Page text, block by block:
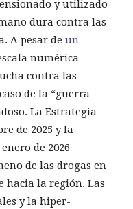
y utilizado
dura contra las
A pesar de un
numérica
contra las
de la “guerra
La Estrategia
de 2025 y la
de 2026
de las drogas en
hacia la región. Las
y la hiper-